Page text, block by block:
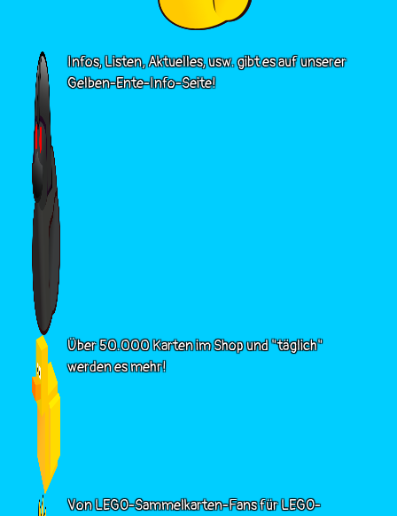
Infos, Listen, Aktuelles, usw. gibt es auf unserer
Gelben-Ente-Info-Seite!
Über 50.000 Karten im Shop und "täglich"
werden es mehr!
Von LEGO-Sammelkarten-Fans für LEGO-